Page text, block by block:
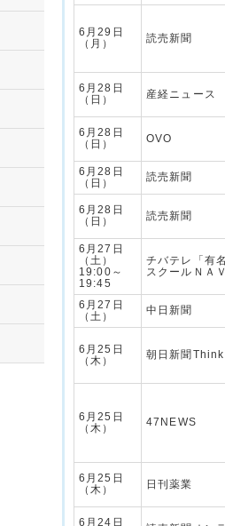
6月29日
（月）
読売新聞
6月28日
（日）
産経ニュース
6月28日
（日）
OVO
6月28日
（日）
読売新聞
6月28日
（日）
読売新聞
6月27日
（土）
19:00～
19:45
チバテレ「有
スクールＮＡ
6月27日
（土）
中日新聞
6月25日
（木）
朝日新聞
6月25日
（木）
47NEWS
6月25日
（木）
日刊薬業
6月24日